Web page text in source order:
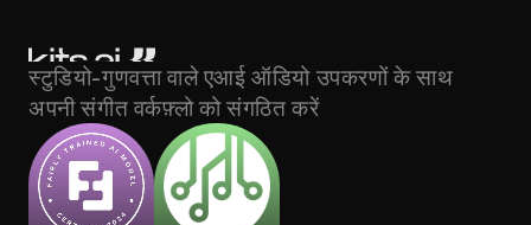
स्टुडियो-गुणवत्ता वाले एआई ऑडियो उपकरणों के साथ
अपनी संगीत वर्कफ़्लो को संगठित करें